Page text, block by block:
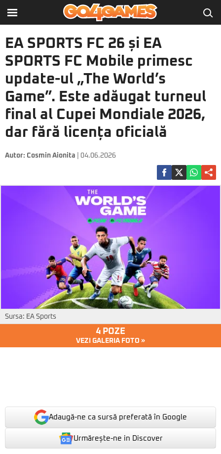
EA SPORTS FC 26 și EA
SPORTS FC Mobile primesc
update-ul „The World’s
Game”. Este adăugat turneul
final al Cupei Mondiale 2026,
dar fără licența oficială
Autor: Cosmin Aionita | 04.06.2026
Sursa: EA Sports
4 POZE
VEZI GALERIA FOTO »
Adaugă-ne ca sursă preferată în Google
Urmărește-ne in Discover